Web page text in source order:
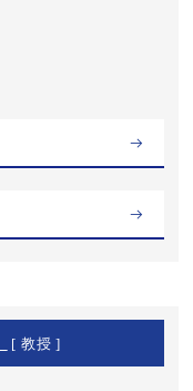
[ 教授 ]